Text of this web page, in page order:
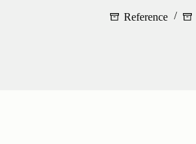
Reference